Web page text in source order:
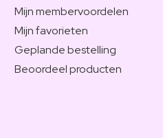
Mijn membervoordelen
Mijn favorieten
Geplande bestelling
Beoordeel producten